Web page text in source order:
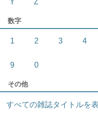
Y Z
数字
1 2 3 4
9 0
その他
すべての雑誌タイトルを